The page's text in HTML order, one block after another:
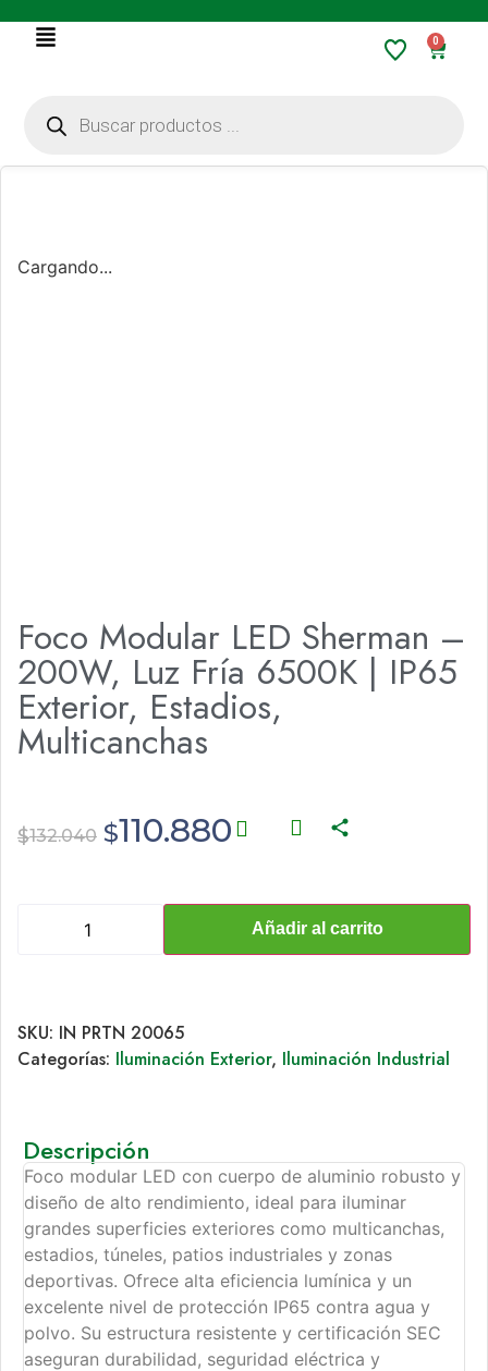
0
Cargando...
Foco Modular LED Sherman –
200W, Luz Fría 6500K | IP65
Exterior, Estadios,
Multicanchas
$132.040 $110.880
Añadir al carrito
SKU: IN PRTN 20065
Categorías: Iluminación Exterior, Iluminación Industrial
Descripción
Foco modular LED con cuerpo de aluminio robusto y
diseño de alto rendimiento, ideal para iluminar
grandes superficies exteriores como multicanchas,
estadios, túneles, patios industriales y zonas
deportivas. Ofrece alta eficiencia lumínica y un
excelente nivel de protección IP65 contra agua y
polvo. Su estructura resistente y certificación SEC
aseguran durabilidad, seguridad eléctrica y